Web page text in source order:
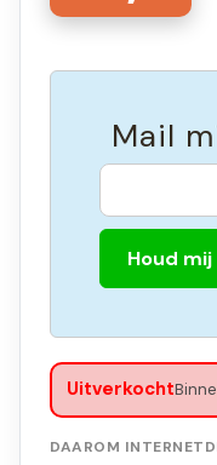
Mail
Houd
Uitverkocht
DAAROM